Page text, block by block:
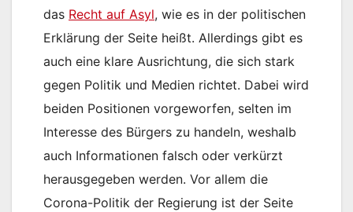
das Recht auf Asyl, wie es in der politischen
Erklärung der Seite heißt. Allerdings gibt es
auch eine klare Ausrichtung, die sich stark
gegen Politik und Medien richtet. Dabei wird
beiden Positionen vorgeworfen, selten im
Interesse des Bürgers zu handeln, weshalb
auch Informationen falsch oder verkürzt
herausgegeben werden. Vor allem die
Corona-Politik der Regierung ist der Seite